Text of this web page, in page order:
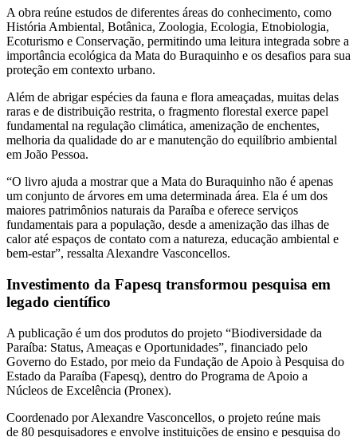
A obra reúne estudos de diferentes áreas do conhecimento, como
História Ambiental, Botânica, Zoologia, Ecologia, Etnobiologia,
Ecoturismo e Conservação, permitindo uma leitura integrada sobre a
importância ecológica da Mata do Buraquinho e os desafios para sua
proteção em contexto urbano.
Além de abrigar espécies da fauna e flora ameaçadas, muitas delas
raras e de distribuição restrita, o fragmento florestal exerce papel
fundamental na regulação climática, amenização de enchentes,
melhoria da qualidade do ar e manutenção do equilíbrio ambiental
em João Pessoa.
“O livro ajuda a mostrar que a Mata do Buraquinho não é apenas
um conjunto de árvores em uma determinada área. Ela é um dos
maiores patrimônios naturais da Paraíba e oferece serviços
fundamentais para a população, desde a amenização das ilhas de
calor até espaços de contato com a natureza, educação ambiental e
bem-estar”, ressalta Alexandre Vasconcellos.
Investimento da Fapesq transformou pesquisa em
legado científico
A publicação é um dos produtos do projeto “Biodiversidade da
Paraíba: Status, Ameaças e Oportunidades”, financiado pelo
Governo do Estado, por meio da Fundação de Apoio à Pesquisa do
Estado da Paraíba (Fapesq), dentro do Programa de Apoio a
Núcleos de Excelência (Pronex).
Coordenado por Alexandre Vasconcellos, o projeto reúne mais
de 80 pesquisadores e envolve instituições de ensino e pesquisa do